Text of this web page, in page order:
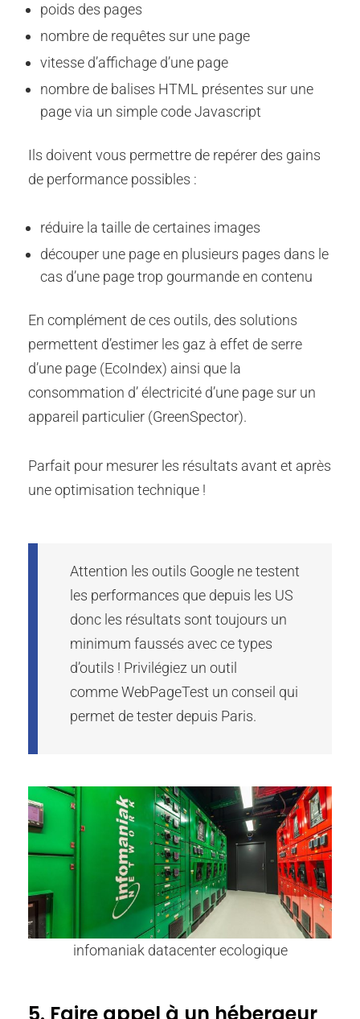
poids des pages
nombre de requêtes sur une page
vitesse d’affichage d’une page
nombre de balises HTML présentes sur une
page via un simple code Javascript
Ils doivent vous permettre de repérer des gains
de performance possibles :
réduire la taille de certaines images
découper une page en plusieurs pages dans le
cas d’une page trop gourmande en contenu
En complément de ces outils, des solutions
permettent d’estimer les gaz à effet de serre
d’une page (EcoIndex) ainsi que la
consommation d’ électricité d’une page sur un
appareil particulier (GreenSpector).
Parfait pour mesurer les résultats avant et après
une optimisation technique !
Attention les outils Google ne testent
les performances que depuis les US
donc les résultats sont toujours un
minimum faussés avec ce types
d’outils ! Privilégiez un outil
comme WebPageTest un conseil qui
permet de tester depuis Paris.
infomaniak datacenter ecologique